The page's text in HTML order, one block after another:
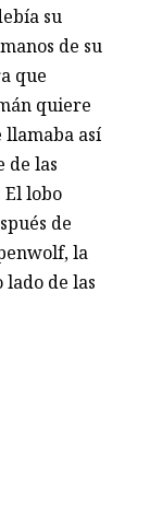
su
de su
que
quiere
llamaba así
de las
El lobo
de
la
de las